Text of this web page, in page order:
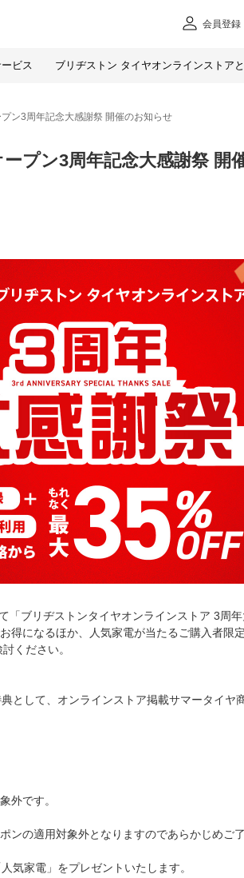
会員登録
ビス ブリヂストン タイヤオンラインストア
ン3周年記念大感謝祭 開催のお知らせ
プン3周年記念大感謝祭 開
ブリヂストンタイヤオンラインストア 3周年
になるほか、人気家電が当たるご購入者限
ください。
として、オンラインストア掲載サマータイヤ
外です。
の適用対象外となりますのであらかじめご了
気家電」をプレゼントいたします。